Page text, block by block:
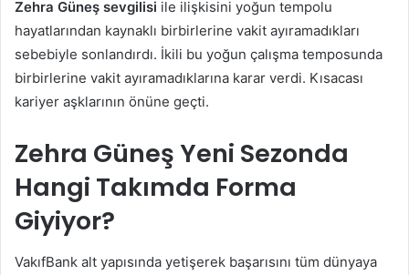
Zehra Güneş sevgilisi ile ilişkisini yoğun tempolu
hayatlarından kaynaklı birbirlerine vakit ayıramadıkları
sebebiyle sonlandırdı. İkili bu yoğun çalışma temposunda
birbirlerine vakit ayıramadıklarına karar verdi. Kısacası
kariyer aşklarının önüne geçti.
Zehra Güneş Yeni Sezonda
Hangi Takımda Forma
Giyiyor?
VakıfBank alt yapısında yetişerek başarısını tüm dünyaya